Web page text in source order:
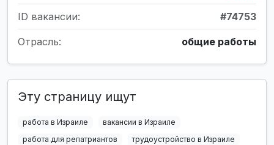
ID вакансии: #74753
Отрасль: общие работы
Эту страницу ищут
работа в Израиле
вакансии в Израиле
работа для репатриантов
трудоустройство в Израиле